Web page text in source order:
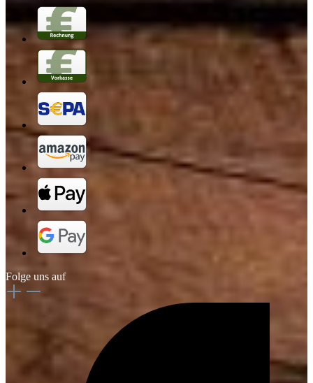
Folge uns auf